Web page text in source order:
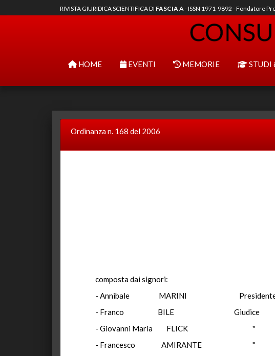
RIVISTA GIURIDICA SCIENTIFICA DI FASCIA A- ISSN 1971-9892 - Fondatore
HOME EVENTI MEMORIE STUDI
Ordinanza n. 168 del 2006
composta dai signori:
- Annibale MARINI
- Franco BILE Giudice
- Giovanni Maria FLICK "
- Francesco AMIRANTE "